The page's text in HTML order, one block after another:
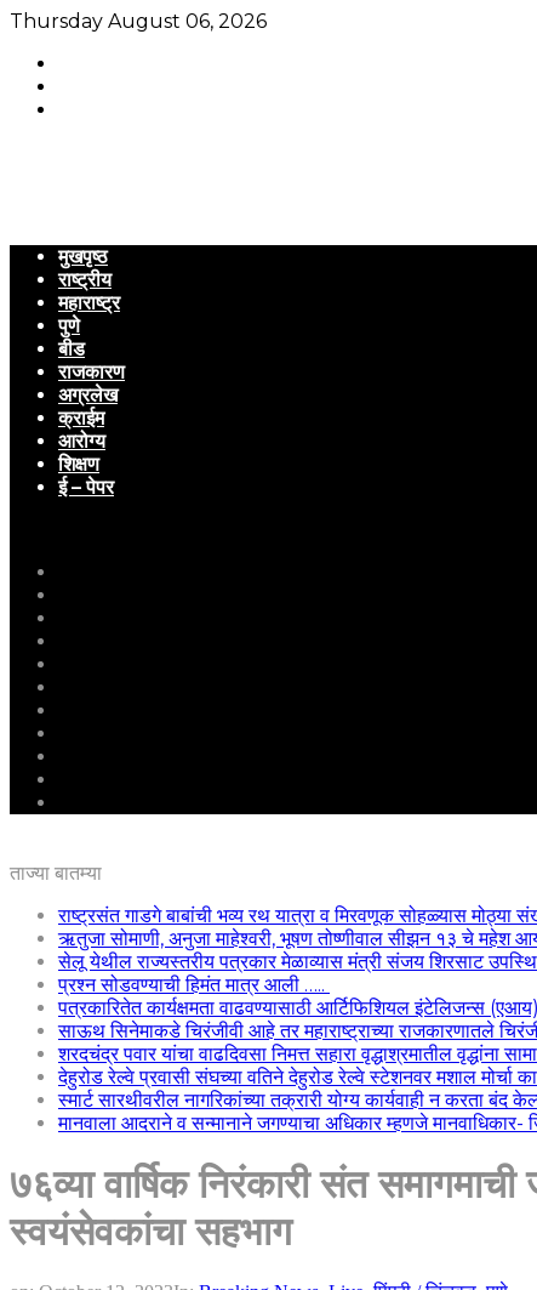
Thursday August 06, 2026
मुखपृष्ठ
राष्ट्रीय
महाराष्ट्र
पुणे
बीड
राजकारण
अग्रलेख
क्राईम
आरोग्य
शिक्षण
ई – पेपर
ताज्या बातम्या
राष्ट्रसंत गाडगे बाबांची भव्य रथ यात्रा व मिरवणूक सोहळ्यास मोठ्या
ऋतुजा सोमाणी, अनुजा माहेश्वरी, भूषण तोष्णीवाल सीझन १३ चे महेश
सेलू येथील राज्यस्तरीय पत्रकार मेळाव्यास मंत्री संजय शिरसाट
प्रश्न सोडवण्याची हिमंत मात्र आली …..
पत्रकारितेत कार्यक्षमता वाढवण्यासाठी आर्टिफिशियल इंटेलिजन्स
साऊथ सिनेमाकडे चिरंजीवी आहे तर महाराष्ट्राच्या राजकारणातले
शरदचंद्र पवार यांचा वाढदिवसा निमत्त सहारा वृद्धाश्रमातील वृद्धांना
देहुरोड रेल्वे प्रवासी संघच्या वतिने देहुरोड रेल्वे स्टेशनवर मशाल मोर्चा
स्मार्ट सारथीवरील नागरिकांच्या तक्रारी योग्य कार्यवाही न करता बंद
मानवाला आदराने व सन्मानाने जगण्याचा अधिकार म्हणजे मानवाधिकार-
७६व्या वार्षिक निरंकारी संत
स्वयंसेवकांचा सहभाग